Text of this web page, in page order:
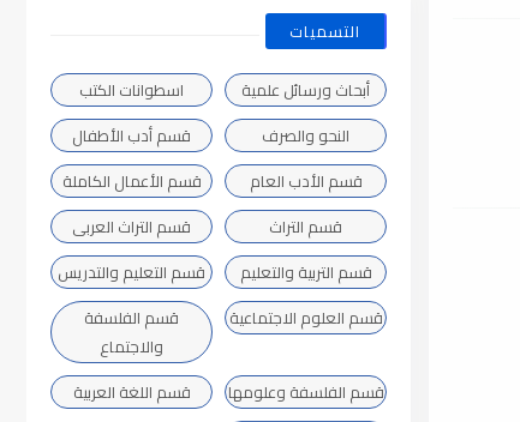
التسميات
أبحاث ورسائل علمية
اسطوانات الكتب
النحو والصرف
قسم أدب الأطفال
قسم الأدب العام
قسم الأعمال الكاملة
قسم التراث
قسم التراث العربى
قسم التربية والتعليم
قسم التعليم والتدريس
قسم العلوم الاجتماعية
قسم الفلسفة
والاجتماع
قسم الفلسفة وعلومها
قسم اللغة العربية